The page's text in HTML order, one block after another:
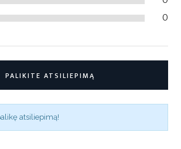
0
PALIKITE ATSILIEPIMĄ
atsiliepimą!